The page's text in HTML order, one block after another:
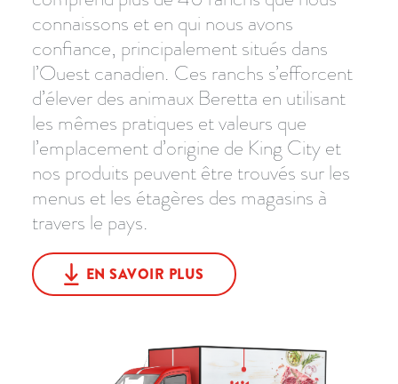
connaissons et en qui nous avons
confiance, principalement situés dans
l’Ouest canadien. Ces ranchs s’efforcent
d’élever des animaux Beretta en utilisant
les mêmes pratiques et valeurs que
l’emplacement d’origine de King City et
nos produits peuvent être trouvés sur les
menus et les étagères des magasins à
travers le pays.
EN SAVOIR PLUS